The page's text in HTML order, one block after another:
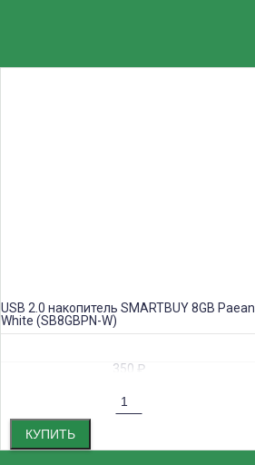
USB 2.0 накопитель SMARTBUY 8GB Paean
White (SB8GBPN-W)
350 ₽
КУПИТЬ